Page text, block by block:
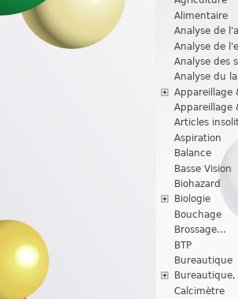
Alimentaire
Analyse de
Analyse de
Analyse des
Analyse du
Appareillage
Appareillage
Articles
Aspiration
Balance
Basse Vision
Biohazard
Biologie
Bouchage
Brossage...
BTP
Bureautique
Bureautique,
Calcimètre